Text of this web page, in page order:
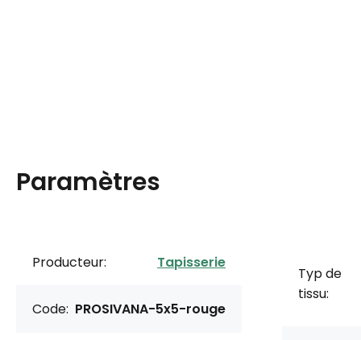
Paramètres
Producteur: Tapisserie
Code: PROSIVANA-5x5-rouge
Typ de
tissu: